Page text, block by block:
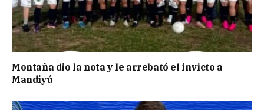
Montaña dio la nota y le arrebató el invicto a
Mandiyú